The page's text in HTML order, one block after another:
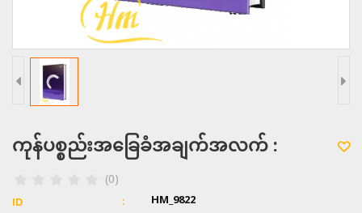
ကုန်ပစ္စည်းအခြေခံအချက်အလက် :
(0)
ID HM_9822